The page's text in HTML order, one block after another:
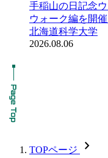
手稲山の日記念
ウォーク編を開
北海道科学大学
2026.08.06
TOPページ chevron_forward